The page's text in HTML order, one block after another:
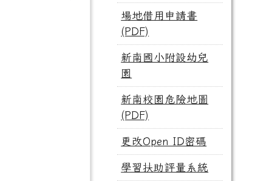
場地借用申請書
(PDF)
新南國小附設幼兒
園
新南校園危險地圖
(PDF)
更改Open ID密碼
學習扶助評量系統